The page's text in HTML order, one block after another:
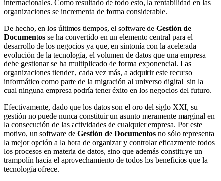
internacionales. Como resultado de todo esto, la rentabilidad en las
organizaciones se incrementa de forma considerable.
De hecho, en los últimos tiempos, el software de Gestión de
Documentos se ha convertido en un elemento central para el
desarrollo de los negocios ya que, en sintonía con la acelerada
evolución de la tecnología, el volumen de datos que una empresa
debe gestionar se ha multiplicado de forma exponencial. Las
organizaciones tienden, cada vez más, a adquirir este recurso
informático como parte de la migración al universo digital, sin la
cual ninguna empresa podría tener éxito en los negocios del futuro.
Efectivamente, dado que los datos son el oro del siglo XXI, su
gestión no puede nunca constituir un asunto meramente marginal en
la consecución de las actividades de cualquier empresa. Por este
motivo, un software de Gestión de Documentos no sólo representa
la mejor opción a la hora de organizar y controlar eficazmente todos
los procesos en materia de datos, sino que además constituye un
trampolín hacia el aprovechamiento de todos los beneficios que la
tecnología ofrece.